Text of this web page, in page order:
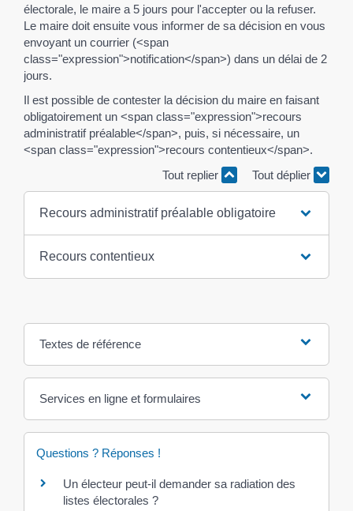
électorale, le maire a 5 jours pour l'accepter ou la refuser.
Le maire doit ensuite vous informer de sa décision en vous
envoyant un courrier (<span
class="expression">notification</span>) dans un délai de 2
jours.
Il est possible de contester la décision du maire en faisant
obligatoirement un <span class="expression">recours
administratif préalable</span>, puis, si nécessaire, un
<span class="expression">recours contentieux</span>.
Tout replier
Tout déplier
Recours administratif préalable obligatoire
Recours contentieux
Textes de référence
Services en ligne et formulaires
Questions ? Réponses !
Un électeur peut-il demander sa radiation des
listes électorales ?